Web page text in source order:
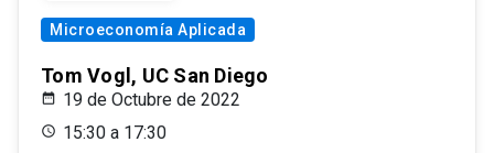
Microeconomía Aplicada
Tom Vogl, UC San Diego
19 de Octubre de 2022
15:30 a 17:30